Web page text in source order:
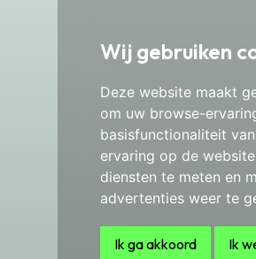
Wij gebruiken
Deze website maakt
om uw browse-
basisfunctionaliteit
ervaring op de
diensten te meten en
advertenties weer te
Ik ga akkoord Ik